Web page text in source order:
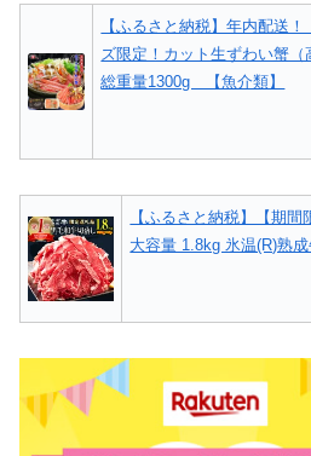
【ふるさと納税】年内配送
ズ限定！カット生ずわい蟹
総重量1300g 【魚介類】
【ふるさと納税】【期
大容量 1.8kg 氷温(R)熟成